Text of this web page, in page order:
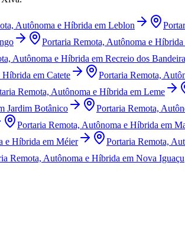
Autônoma e Híbrida em Leblon
Portaria Remota, Autônoma e Híbrida
Autônoma e Híbrida em Recreio dos
Híbrida em Catete Portaria Remota,
Remota, Autônoma e Híbrida em Leme
Jardim Botânico Portaria Remota,
Portaria Remota, Autônoma e Híbrida em
e Híbrida em Méier Portaria Remota,
Remota, Autônoma e Híbrida em Nova Iguaçu